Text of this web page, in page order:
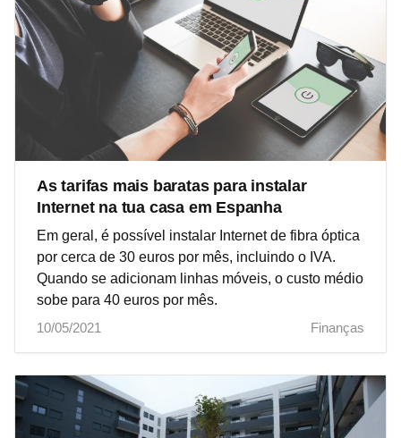
As tarifas mais baratas para instalar
Internet na tua casa em Espanha
Em geral, é possível instalar Internet de fibra óptica
por cerca de 30 euros por mês, incluindo o IVA.
Quando se adicionam linhas móveis, o custo médio
sobe para 40 euros por mês.
10/05/2021
Finanças